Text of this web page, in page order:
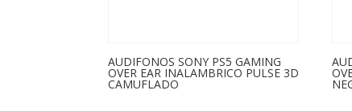
AUDIFONOS SONY PS5 GAMING
OVER EAR INALAMBRICO PULSE 3D
CAMUFLADO